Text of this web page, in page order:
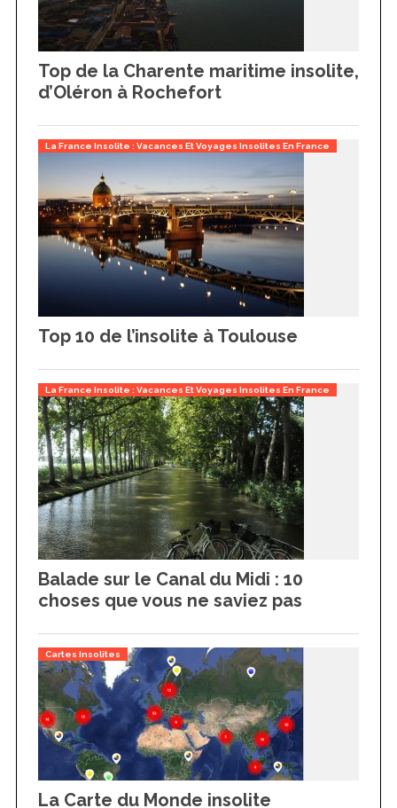
Top de la Charente maritime insolite,
d’Oléron à Rochefort
La France Insolite : Vacances Et Voyages Insolites En France
Top 10 de l’insolite à Toulouse
La France Insolite : Vacances Et Voyages Insolites En France
Balade sur le Canal du Midi : 10
choses que vous ne saviez pas
Cartes Insolites
La Carte du Monde insolite